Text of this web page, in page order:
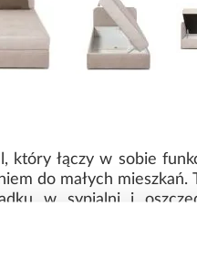
który łączy w sobie
do małych
w sypialni i
tekstylia, co jest
tapczanu